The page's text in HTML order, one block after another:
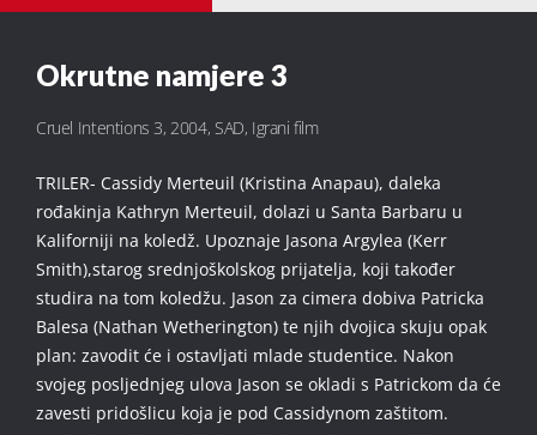
novaOkrutne namjere 3
Cruel Intentions 3, 2004, SAD, Igrani film
TRILER- Cassidy Merteuil (Kristina Anapau), daleka
rođakinja Kathryn Merteuil, dolazi u Santa Barbaru u
Kaliforniji na koledž. Upoznaje Jasona Argylea (Kerr
Smith),starog srednjoškolskog prijatelja, koji također
studira na tom koledžu. Jason za cimera dobiva Patricka
Balesa (Nathan Wetherington) te njih dvojica skuju opak
plan: zavodit će i ostavljati mlade studentice. Nakon
svojeg posljednjeg ulova Jason se okladi s Patrickom da će
zavesti pridošlicu koja je pod Cassidynom zaštitom.